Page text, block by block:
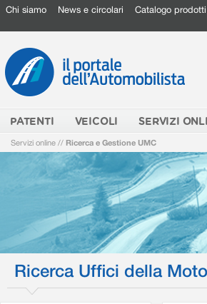
Chi siamo News e circolari Catalogo prodotti
PATENTI VEICOLI SERVIZI
Servizi online // Ricerca e Gestione UMC
Ricerca Uffici della